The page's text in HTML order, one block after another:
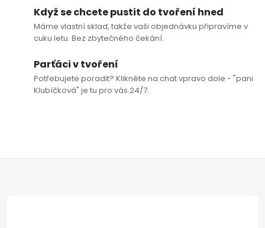
Když se chcete pustit do tvoření hned
Máme vlastní sklad, takže vaši objednávku připravíme v
cuku letu. Bez zbytečného čekání.
Parťáci v tvoření
Potřebujete poradit? Klikněte na chat vpravo dole - "pani
Klubíčková" je tu pro vás 24/7.